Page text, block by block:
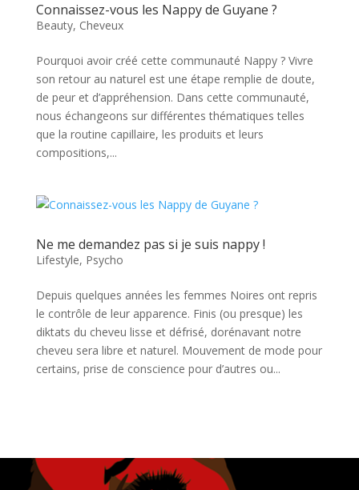
Connaissez-vous les Nappy de Guyane ?
Beauty, Cheveux
Pourquoi avoir créé cette communauté Nappy ? Vivre
son retour au naturel est une étape remplie de doute,
de peur et d’appréhension. Dans cette communauté,
nous échangeons sur différentes thématiques telles
que la routine capillaire, les produits et leurs
compositions,...
Ne me demandez pas si je suis nappy !
Lifestyle, Psycho
Depuis quelques années les femmes Noires ont repris
le contrôle de leur apparence. Finis (ou presque) les
diktats du cheveu lisse et défrisé, dorénavant notre
cheveu sera libre et naturel. Mouvement de mode pour
certains, prise de conscience pour d’autres ou...